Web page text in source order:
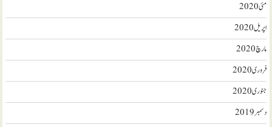
مئی 2020
اپریل 2020
مارچ 2020
فروری 2020
جنوری 2020
دسمبر 2019